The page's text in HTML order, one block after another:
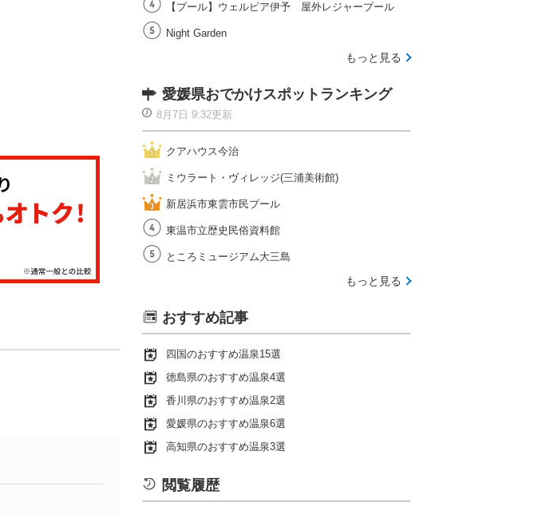
【プール】ウェルピア伊予 屋外レジャープール
Night Garden
もっと見る
愛媛県おでかけスポットランキング
8月7日 9:32更新
クアハウス今治
ミウラート・ヴィレッジ(三浦美術館)
新居浜市東雲市民プール
東温市立歴史民俗資料館
ところミュージアム大三島
もっと見る
おすすめ記事
四国のおすすめ温泉15選
徳島県のおすすめ温泉4選
香川県のおすすめ温泉2選
愛媛県のおすすめ温泉6選
高知県のおすすめ温泉3選
閲覧履歴